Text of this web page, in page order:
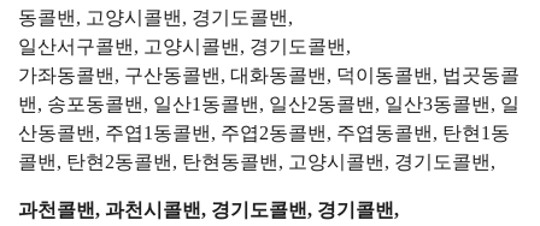
동콜밴, 고양시콜밴, 경기도콜밴,
일산서구콜밴, 고양시콜밴, 경기도콜밴,
가좌동콜밴, 구산동콜밴, 대화동콜밴, 덕이동콜밴, 법곳동콜
밴, 송포동콜밴, 일산1동콜밴, 일산2동콜밴, 일산3동콜밴, 일
산동콜밴, 주엽1동콜밴, 주엽2동콜밴, 주엽동콜밴, 탄현1동
콜밴, 탄현2동콜밴, 탄현동콜밴, 고양시콜밴, 경기도콜밴,
과천콜밴, 과천시콜밴, 경기도콜밴, 경기콜밴,